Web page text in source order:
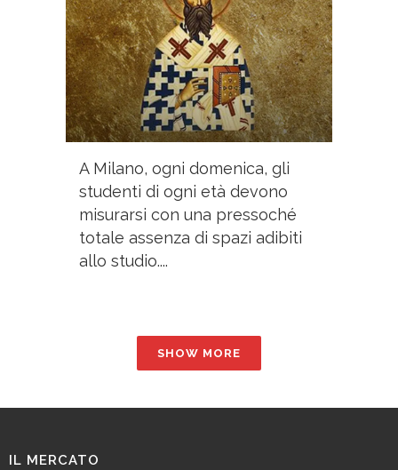
A Milano, ogni domenica, gli
studenti di ogni età devono
misurarsi con una pressoché
totale assenza di spazi adibiti
allo studio....
SHOW MORE
IL MERCATO